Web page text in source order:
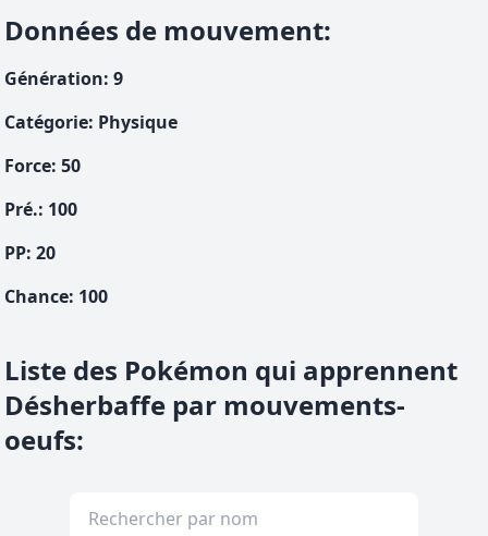
Données de mouvement:
Génération: 9
Catégorie: Physique
Force: 50
Pré.: 100
PP: 20
Chance: 100
Liste des Pokémon qui apprennent
Désherbaffe par mouvements-
oeufs: